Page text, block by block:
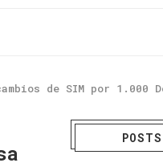
de SIM por 1.000